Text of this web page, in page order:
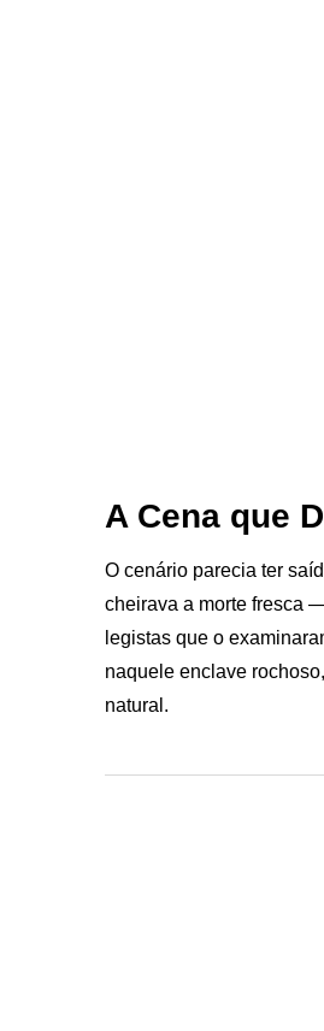
A Cena que
O cenário parecia ter
cheirava a morte fresca
legistas que o
naquele enclave
natural.